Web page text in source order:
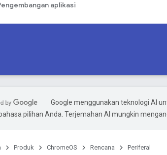
aplikasi
Google menggunakan teknologi AI
pilihan Anda. Terjemahan AI mungkin
Produk ChromeOS Rencana Periferal